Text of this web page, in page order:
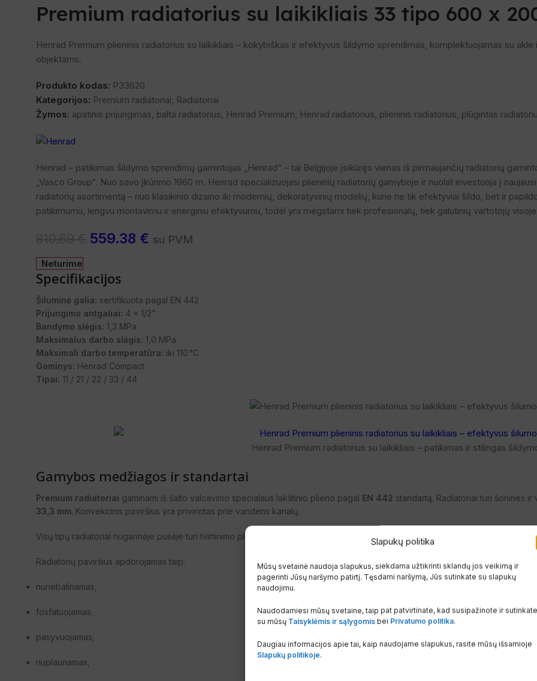
Slapukų politika
Mūsų svetainė naudoja slapukus, siekdama užtikrinti sklandų jos veikimą ir
pagerinti Jūsų naršymo patirtį. Tęsdami naršymą, Jūs sutinkate su slapukų
naudojimu.
Naudodamiesi mūsų svetaine, taip pat patvirtinate, kad susipažinote ir sutinkate
su mūsų Taisyklėmis ir sąlygomis bei Privatumo politika.
Daugiau informacijos apie tai, kaip naudojame slapukus, rasite mūsų išsamioje
Slapukų politikoje.
Premium radiatorius su laikikliais 33 tipo 600 x
Henrad Premium plieninis radiatorius su laikikliais – kokybiškas ir efektyvus šildymo sprendimas, komplektuojamas su
objektams.
Produkto kodas: P33620
Kategorijos: Premium radiatoriai, Radiatoriai
Žymos: apatinis prijungimas, balta radiatorius, Henrad Premium, Henrad radiatorius, plieninis radiatorius, plūgintas
Henrad – patikimas šildymo sprendimų gamintojas „Henrad“ – tai Belgijoje įsikūręs vienas iš pirmaujančių radiatorių
„Vasco Group“. Nuo savo įkūrimo 1960 m. Henrad specializuojasi plieninių radiatorių gamyboje ir nuolat investuoja į
radiatorių asortimentą – nuo klasikinio dizaino iki modernių, dekoratyvinių modelių, kurie ne tik efektyviai šildo, bet ir
patikimumu, lengvu montavimu ir energiniu efektyvumu, todėl yra mėgstami tiek profesionalų, tiek galutinių vartotojų
559.38 € su PVM
Neturime
Specifikacijos
Šiluminė galia: sertifikuota pagal EN 442
Prijungimo antgaliai: 4 x 1/2"
Bandymo slėgis: 1,3 MPa
Maksimalus darbo slėgis: 1,0 MPa
Maksimali darbo temperatūra: iki 110 °C
Gaminys: Henrad Compact
Tipai: 11 / 21 / 22 / 33 / 44
Henrad Premium radiatorius su laikikliais – patikimas ir stilingas
Gamybos medžiagos ir standartai
Premium radiatoriai gaminami iš šalto valcavimo specialaus lakštinio plieno pagal EN 442 standartą. Radiatoriai turi šonines
33,3 mm. Konvekcinis paviršius yra privirintas prie vandens kanalų.
Visų tipų radiatoriai nugarinėje pusėje turi tvirtinimo plokšteles.
Radiatorių paviršius apdorojamas taip:
nuriebalinamas,
fosfatuojamas,
pasyvuojamas,
nuplaunamas,